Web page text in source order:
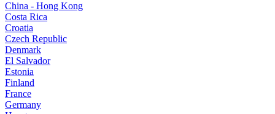
China - Hong Kong
Costa Rica
Croatia
Czech Republic
Denmark
El Salvador
Estonia
Finland
France
Germany